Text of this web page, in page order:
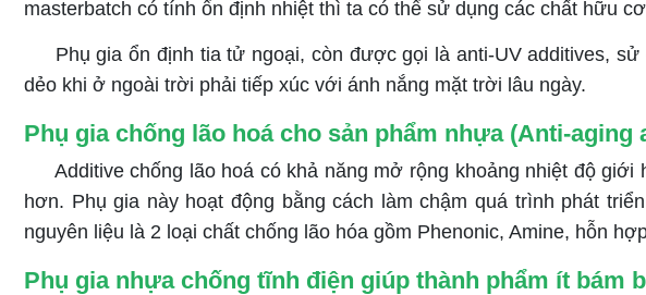
masterbatch có tính ổn định nhiệt thì ta có thể sử dụng các chất hữu
Phụ gia ổn định tia tử ngoại, còn được gọi là anti-UV additives,
dẻo khi ở ngoài trời phải tiếp xúc với ánh nắng mặt trời lâu ngày.
Phụ gia chống lão hoá cho sản phẩm nhựa (Anti-aging
Additive chống lão hoá có khả năng mở rộng khoảng nhiệt độ
hơn. Phụ gia này hoạt động bằng cách làm chậm quá trình phát
nguyên liệu là 2 loại chất chống lão hóa gồm Phenonic, Amine, hỗn
Phụ gia nhựa chống tĩnh điện giúp thành phẩm ít bám